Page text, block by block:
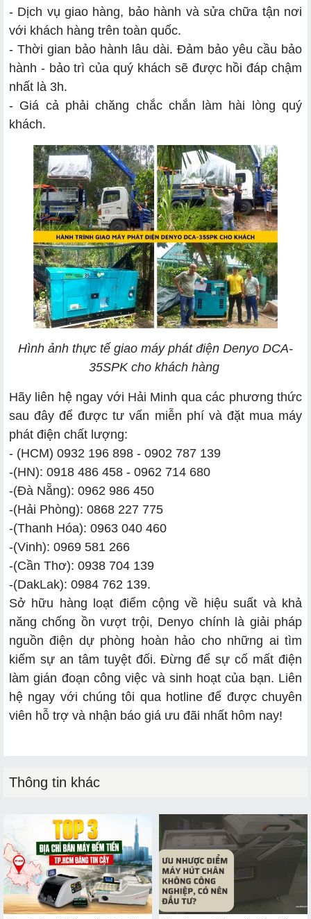
- Dịch vụ giao hàng, bảo hành và sửa chữa tận nơi
với khách hàng trên toàn quốc.
- Thời gian bảo hành lâu dài. Đảm bảo yêu cầu bảo
hành - bảo trì của quý khách sẽ được hồi đáp chậm
nhất là 3h.
- Giá cả phải chăng chắc chắn làm hài lòng quý
khách.
Hình ảnh thực tế giao máy phát điện Denyo DCA-
35SPK cho khách hàng
Hãy liên hệ ngay với Hải Minh qua các phương thức
sau đây để được tư vấn miễn phí và đặt mua máy
phát điện chất lượng:
- (HCM) 0932 196 898 - 0902 787 139
-(HN): 0918 486 458 - 0962 714 680
-(Đà Nẵng): 0962 986 450
-(Hải Phòng): 0868 227 775
-(Thanh Hóa): 0963 040 460
-(Vinh): 0969 581 266
-(Cần Thơ): 0938 704 139
-(DakLak): 0984 762 139.
Sở hữu hàng loạt điểm cộng về hiệu suất và khả
năng chống ồn vượt trội, Denyo chính là giải pháp
nguồn điện dự phòng hoàn hảo cho những ai tìm
kiếm sự an tâm tuyệt đối. Đừng để sự cố mất điện
làm gián đoạn công việc và sinh hoạt của bạn. Liên
hệ ngay với chúng tôi qua hotline để được chuyên
viên hỗ trợ và nhận báo giá ưu đãi nhất hôm nay!
Thông tin khác